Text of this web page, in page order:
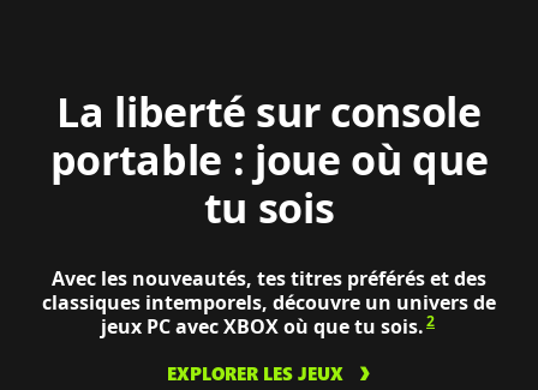
La liberté sur console
portable : joue où que
tu sois
Avec les nouveautés, tes titres préférés et des
classiques intemporels, découvre un univers de
jeux PC avec XBOX où que tu sois.2
EXPLORER LES JEUX